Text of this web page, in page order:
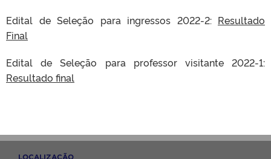
Edital de Seleção para ingressos 2022-2: Resultado
Final
Edital de Seleção para professor visitante 2022-1:
Resultado final
LOCALIZAÇÃO